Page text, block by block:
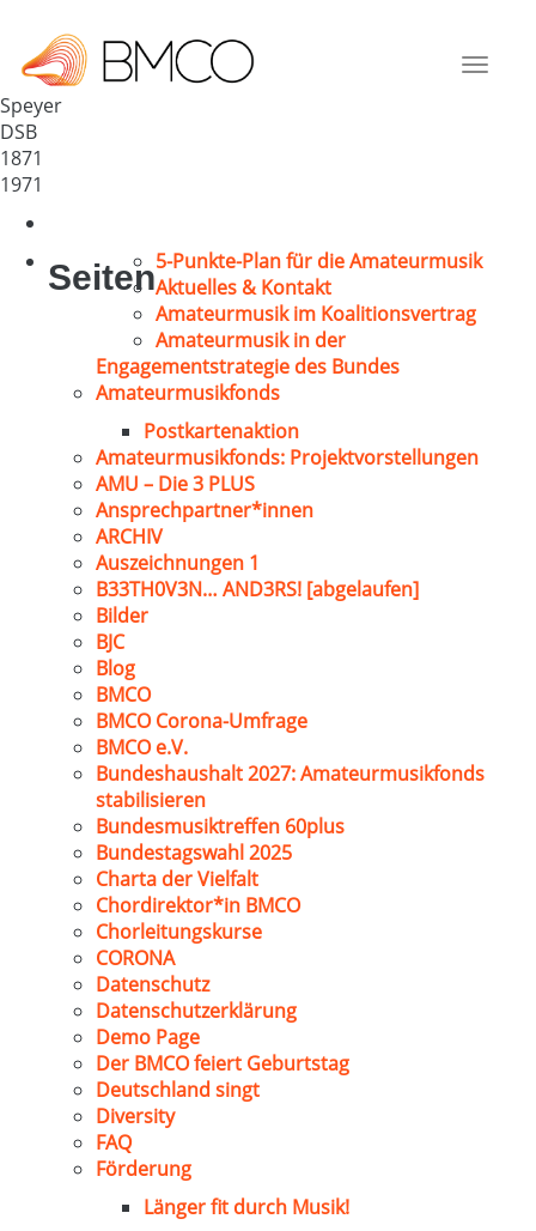
Toggle
Deutschland
67346
Speyer
DSB
1871
1971
Seiten5-Punkte-Plan für die Amateurmusik
Aktuelles & Kontakt
Amateurmusik im Koalitionsvertrag
Amateurmusik in der
Engagementstrategie des Bundes
Amateurmusikfonds
Postkartenaktion
Amateurmusikfonds: Projektvorstellungen
AMU – Die 3 PLUS
Ansprechpartner*innen
ARCHIV
Auszeichnungen 1
B33TH0V3N… AND3RS! [abgelaufen]
Bilder
BJC
Blog
BMCO
BMCO Corona-Umfrage
BMCO e.V.
Bundeshaushalt 2027: Amateurmusikfonds
stabilisieren
Bundesmusiktreffen 60plus
Bundestagswahl 2025
Charta der Vielfalt
Chordirektor*in BMCO
Chorleitungskurse
CORONA
Datenschutz
Datenschutzerklärung
Demo Page
Der BMCO feiert Geburtstag
Deutschland singt
Diversity
FAQ
Förderung
Länger fit durch Musik!